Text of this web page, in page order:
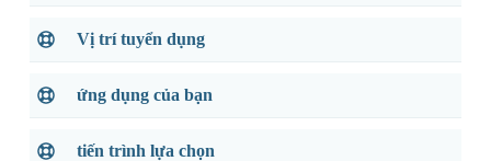
Vị trí tuyển dụng
ứng dụng của bạn
tiến trình lựa chọn